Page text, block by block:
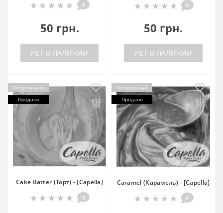
0
50 грн.
НЕТ В НАЛИЧИИ
0
50 грн.
НЕТ В НАЛИЧИИ
Популярный
Продано
Cake Batter (Торт) - [Capella]
0
Популярный
Продано
Caramel (Карамель) - [Capella]
0